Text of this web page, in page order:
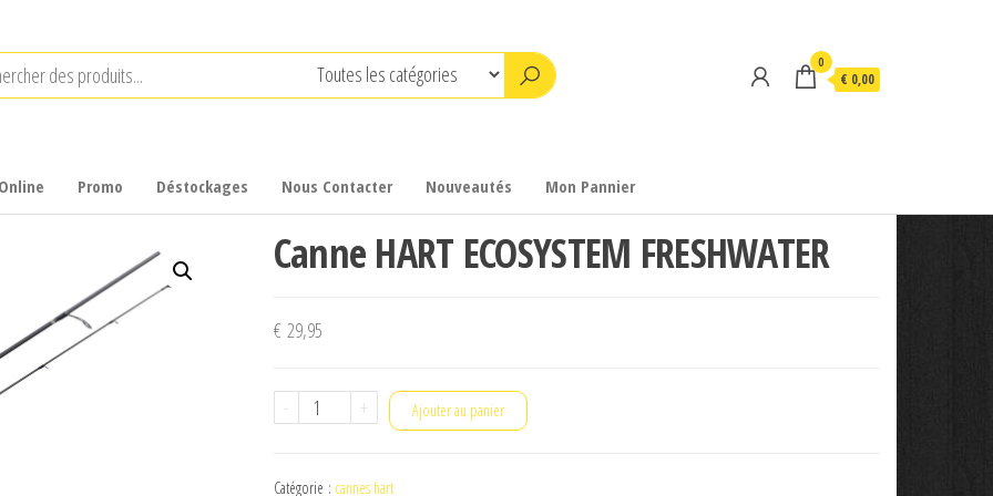
0
€ 0,00
Promo Déstockages Nous Contacter Nouveautés Mon Pannier
Canne HART ECOSYSTEM FRESHWATER
€ 29,95
-
quantité
+ Ajouter au panier
Catégorie : cannes hart